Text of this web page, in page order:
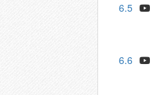
6.5
6.6